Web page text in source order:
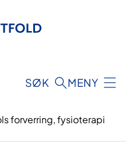
SØK MENY
forverring, fysioterapi